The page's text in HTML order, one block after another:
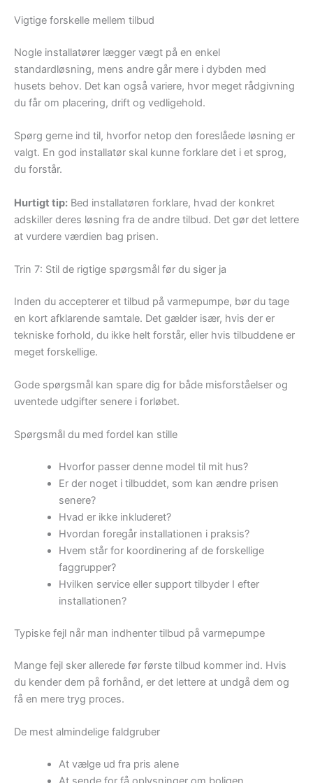
Vigtige forskelle mellem tilbud
Nogle installatører lægger vægt på en enkel
standardløsning, mens andre går mere i dybden med
husets behov. Det kan også variere, hvor meget rådgivning
du får om placering, drift og vedligehold.
Spørg gerne ind til, hvorfor netop den foreslåede løsning er
valgt. En god installatør skal kunne forklare det i et sprog,
du forstår.
Hurtigt tip: Bed installatøren forklare, hvad der konkret
adskiller deres løsning fra de andre tilbud. Det gør det lettere
at vurdere værdien bag prisen.
Trin 7: Stil de rigtige spørgsmål før du siger ja
Inden du accepterer et tilbud på varmepumpe, bør du tage
en kort afklarende samtale. Det gælder især, hvis der er
tekniske forhold, du ikke helt forstår, eller hvis tilbuddene er
meget forskellige.
Gode spørgsmål kan spare dig for både misforståelser og
uventede udgifter senere i forløbet.
Spørgsmål du med fordel kan stille
Hvorfor passer denne model til mit hus?
Er der noget i tilbuddet, som kan ændre prisen
senere?
Hvad er ikke inkluderet?
Hvordan foregår installationen i praksis?
Hvem står for koordinering af de forskellige
faggrupper?
Hvilken service eller support tilbyder I efter
installationen?
Typiske fejl når man indhenter tilbud på varmepumpe
Mange fejl sker allerede før første tilbud kommer ind. Hvis
du kender dem på forhånd, er det lettere at undgå dem og
få en mere tryg proces.
De mest almindelige faldgruber
At vælge ud fra pris alene